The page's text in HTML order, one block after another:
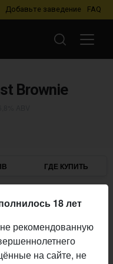
Добавьте заведение FAQ
Brownie
ГДЕ КУПИТЬ
18 лет
рекомендованную
на сайте, не